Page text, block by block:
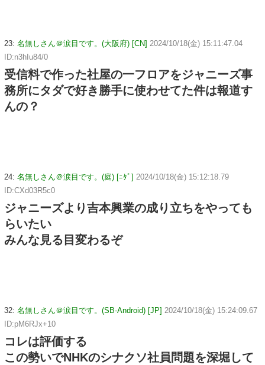
23: 名無しさん＠涙目です。(大阪府) [CN] 2024/10/18(金) 15:11:47.04
ID:n3hIu84/0
受信料で作った社屋の一フロアをジャニーズ事
務所にタダで好き勝手に使わせてた件は報道す
んの？
24: 名無しさん＠涙目です。(庭) [ﾆﾀﾞ] 2024/10/18(金) 15:12:18.79
ID:CXd03R5c0
ジャニーズより吉本興業の成り立ちをやっても
らいたい
みんな見る目変わるぞ
32: 名無しさん＠涙目です。(SB-Android) [JP] 2024/10/18(金) 15:24:09.67
ID:pM6RJx+10
コレは評価する
この勢いでNHKのシナクソ社員問題を深堀して